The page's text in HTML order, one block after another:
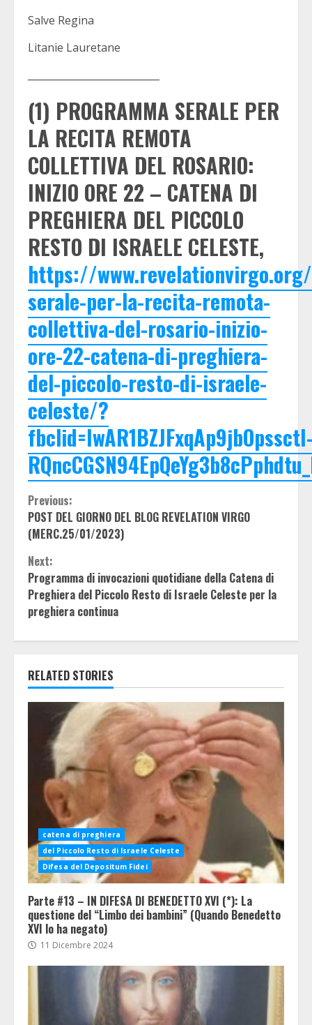
Salve Regina
Litanie Lauretane
(1) PROGRAMMA SERALE PER
LA RECITA REMOTA
COLLETTIVA DEL ROSARIO:
INIZIO ORE 22 – CATENA DI
PREGHIERA DEL PICCOLO
RESTO DI ISRAELE CELESTE,
https://
serale-per-la-recita-remota-
collettiva-del-rosario-inizio-
ore-22-catena-di-preghiera-
del-piccolo-resto-di-israele-
celeste/?
Continue
Reading
Previous:
POST DEL GIORNO DEL BLOG REVELATION VIRGO
(MERC.25/01/2023)
Next:
Programma di invocazioni quotidiane della Catena di
Preghiera del Piccolo Resto di Israele Celeste per la
preghiera continua
RELATED STORIES
catena di preghiera
del Piccolo Resto di Israele Celeste
Difesa del Depositum Fidei
Parte #13 – IN DIFESA DI BENEDETTO XVI (*): La
questione del “Limbo dei bambini” (Quando Benedetto
XVI lo ha negato)
11 Dicembre 2024